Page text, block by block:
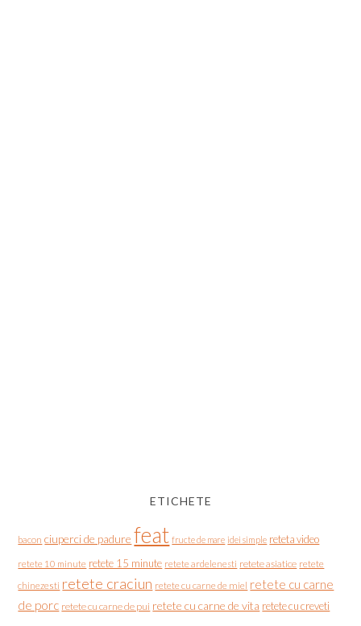
ETICHETE
bacon ciuperci de padure feat fructe de mare idei simple reteta video
retete 10 minute retete 15 minute retete ardelenesti retete asiatice retete
chinezesti retete craciun retete cu carne de miel retete cu carne
de porc retete cu carne de pui retete cu carne de vita retete cu creveti